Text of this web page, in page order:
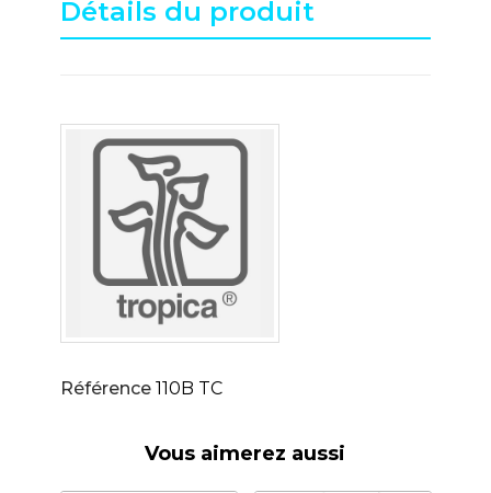
Détails du produit
Référence 110B TC
Vous aimerez aussi